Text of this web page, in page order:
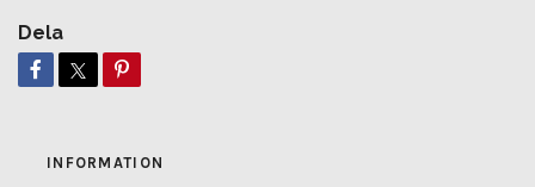
Dela
INFORMATION